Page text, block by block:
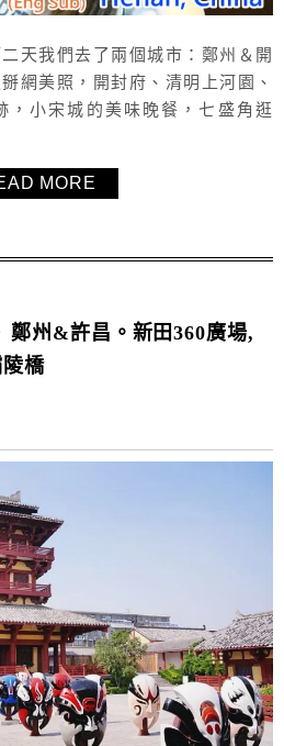
天我們去了兩個城市：鄭州＆開
網美照，開封府、清明上河園、
，小宋城的美味晚餐，七盛角逛
封的中州國際飯店。文末有一整
一起玩中國河南吧！
MORE
鄭州&許昌。新田360廣場,
橋